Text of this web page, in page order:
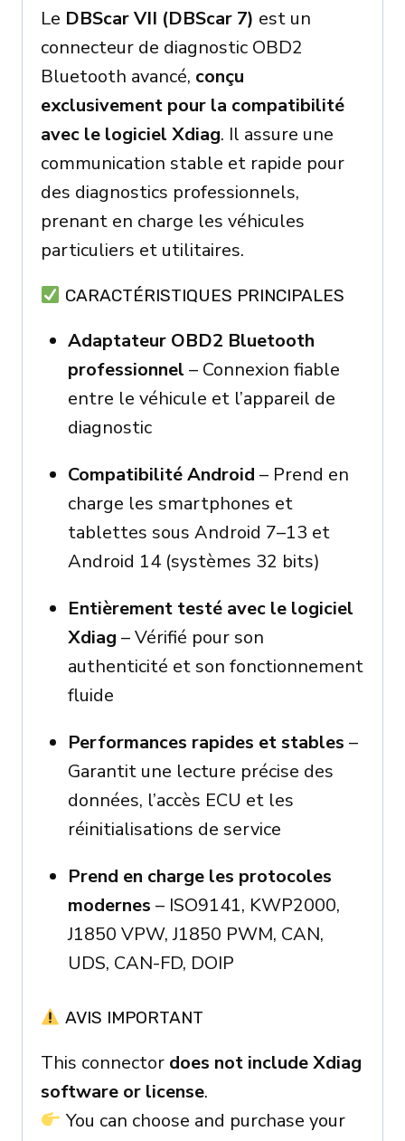
Doip
Protocols
Powerful
All
Systems
For
X431
Le DBScar VII (DBScar 7) est un
connecteur de diagnostic OBD2
Bluetooth avancé, conçu
exclusivement pour la compatibilité
avec le logiciel Xdiag. Il assure une
communication stable et rapide pour
des diagnostics professionnels,
prenant en charge les véhicules
particuliers et utilitaires.
CARACTÉRISTIQUES PRINCIPALES
Adaptateur OBD2 Bluetooth
professionnel – Connexion fiable
entre le véhicule et l’appareil de
diagnostic
Compatibilité Android – Prend en
charge les smartphones et
tablettes sous Android 7–13 et
Android 14 (systèmes 32 bits)
Entièrement testé avec le logiciel
Xdiag – Vérifié pour son
authenticité et son fonctionnement
fluide
Performances rapides et stables –
Garantit une lecture précise des
données, l’accès ECU et les
réinitialisations de service
Prend en charge les protocoles
modernes – ISO9141, KWP2000,
J1850 VPW, J1850 PWM, CAN,
UDS, CAN-FD, DOIP
AVIS IMPORTANT
This connector does not include Xdiag
software or license.
You can choose and purchase your